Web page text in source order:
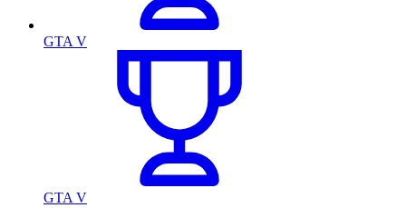
GTA V
GTA V